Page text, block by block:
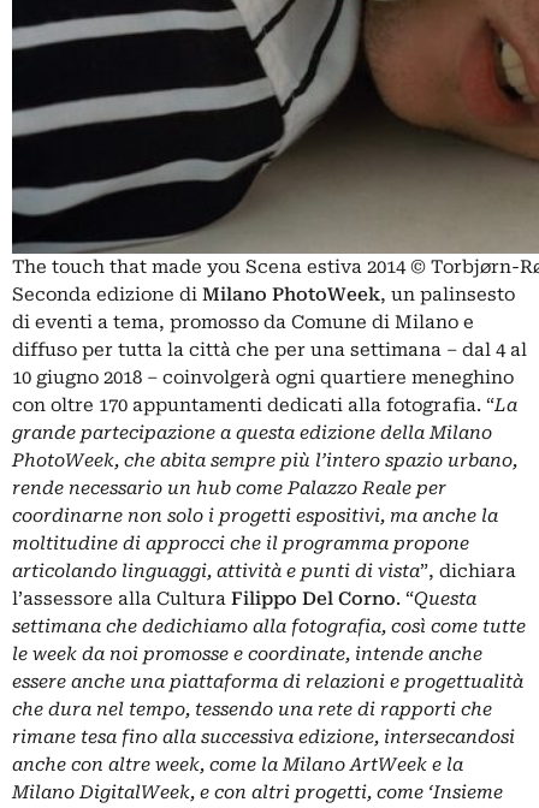
The touch that made you Scena estiva 2014 © Torbjørn-
Seconda edizione di Milano PhotoWeek, un palinsesto
di eventi a tema, promosso da Comune di Milano e
diffuso per tutta la città che per una settimana – dal 4 al
10 giugno 2018 – coinvolgerà ogni quartiere meneghino
con oltre 170 appuntamenti dedicati alla fotografia. “La
grande partecipazione a questa edizione della Milano
PhotoWeek, che abita sempre più l’intero spazio urbano,
rende necessario un hub come Palazzo Reale per
coordinarne non solo i progetti espositivi, ma anche la
moltitudine di approcci che il programma propone
articolando linguaggi, attività e punti di vista”, dichiara
l’assessore alla Cultura Filippo Del Corno. “Questa
settimana che dedichiamo alla fotografia, così come tutte
le week da noi promosse e coordinate, intende anche
essere anche una piattaforma di relazioni e progettualità
che dura nel tempo, tessendo una rete di rapporti che
rimane tesa fino alla successiva edizione, intersecandosi
anche con altre week, come la Milano ArtWeek e la
Milano DigitalWeek, e con altri progetti, come ‘Insieme